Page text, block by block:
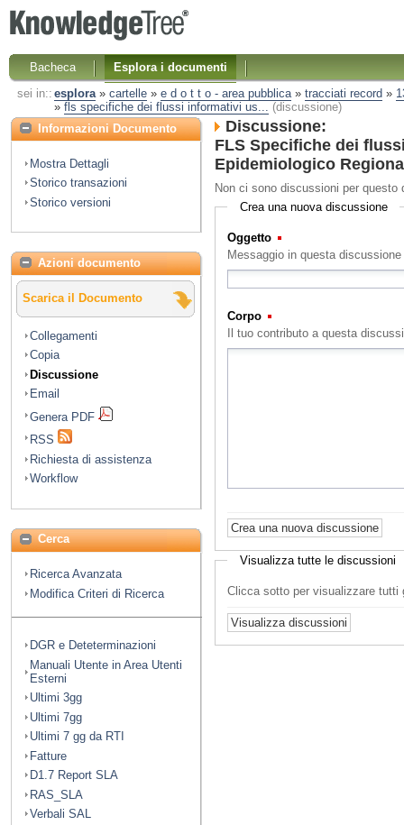
Bacheca
Esplora i documenti
sei in:: esplora» cartelle» e d o t t o - area pubblica» tracciati record »
» fls specifiche dei flussi informativi us... (discussione)
Informazioni Documento
Mostra Dettagli
Storico transazioni
Storico versioni
Azioni documento
Scarica il Documento
Collegamenti
Copia
Discussione
Email
Genera PDF
RSS
Richiesta di assistenza
Workflow
Cerca
Ricerca Avanzata
Modifica Criteri di Ricerca
DGR e Deteterminazioni
Manuali Utente in Area Utenti
Esterni
Ultimi 3gg
Ultimi 7gg
Ultimi 7 gg da RTI
Fatture
D1.7 Report SLA
RAS_SLA
Verbali SAL
Discussione:
FLS Specifiche dei
Epidemiologico
Non ci sono discussioni per questo
Crea una nuova discussione
Oggetto
Messaggio in questa discussione
Corpo
Il tuo contributo a questa
Visualizza tutte le discussioni
Clicca sotto per visualizzare tutti